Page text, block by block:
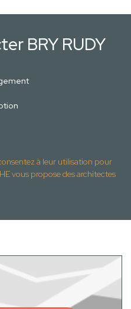
BRY RUDY
à leur utilisation pour
vous propose des architectes